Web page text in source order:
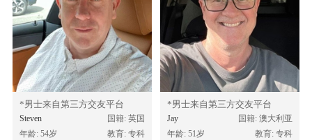
*男士来自第三方交友平台
Steven
国籍: 英国
年龄: 54岁
教育: 专科
*男士来自第三方交友平台
Jay
国籍: 澳大利亚
年龄: 51岁
教育: 专科